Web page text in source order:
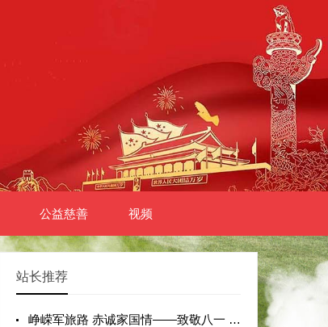
公益慈善 视频
站长推荐
峥嵘军旅路 赤诚家国情——致敬八一 赓续红色血脉 “为烈士寻亲·请英雄回家”主题活动在郑州隆重启动